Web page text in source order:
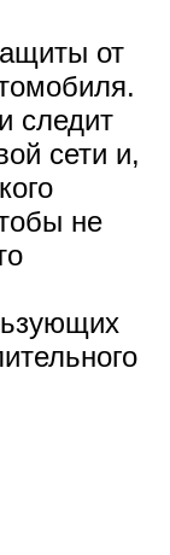
от
следит
сети и,
не